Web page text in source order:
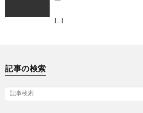
[…]
記事の検索